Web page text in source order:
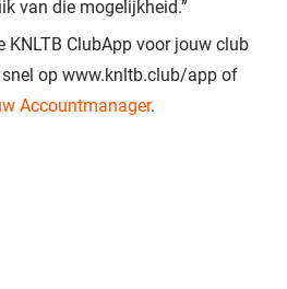
van die mogelijkheid.”
KNLTB ClubApp voor jouw club
op www.knltb.club/app of
Accountmanager.